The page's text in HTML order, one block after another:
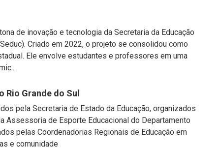
de inovação e tecnologia da Secretaria da Educação
Criado em 2022, o projeto se consolidou como
Ele envolve estudantes e professores em uma
Rio Grande do Sul
pela Secretaria de Estado da Educação, organizados
Assessoria de Esporte Educacional do Departamento
pelas Coordenadorias Regionais de Educação em
e comunidade